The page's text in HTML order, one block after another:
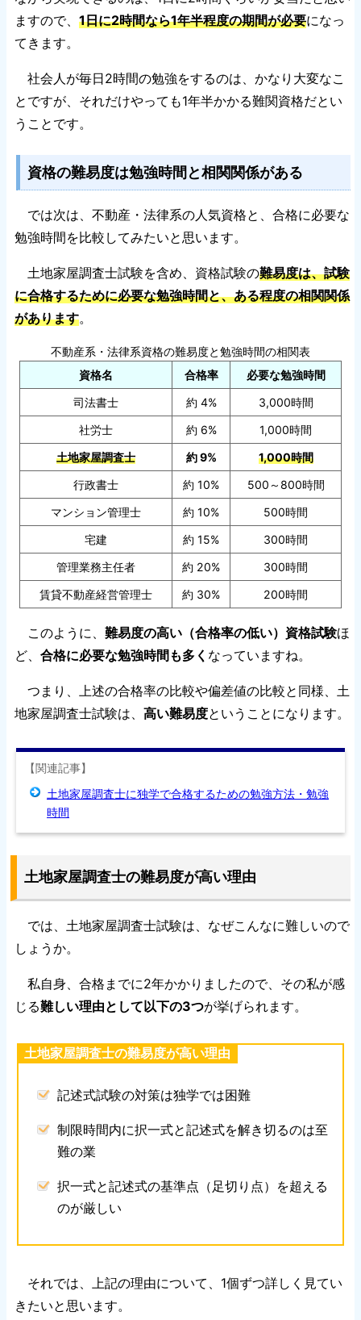
ますので、 1日に2時間なら1年半程度の期間が必要になっ
てきます。
社会人が毎日2時間の勉強をするのは、かなり大変なこ
とですが、それだけやっても1年半かかる難関資格だとい
うことです。
資格の難易度は勉強時間と相関関係がある
では次は、不動産・法律系の人気資格と、合格に必要な
勉強時間を比較してみたいと思います。
土地家屋調査士試験を含め、資格試験の難易度は、試験
に合格するために必要な勉強時間と、ある程度の相関関係
があります。
不動産系・法律系資格の難易度と勉強時間の相関表
資格名
合格率
必要な勉強時間
司法書士
約 4%
3,000時間
社労士
約 6%
1,000時間
土地家屋調査士
約 9%
1,000時間
行政書士
約 10%
500～800時間
マンション管理士
約 10%
500時間
宅建
約 15%
300時間
管理業務主任者
約 20%
300時間
賃貸不動産経営管理士
約 30% 200時間
このように、 難易度の高い（合格率の低い）資格試験ほ
ど、 合格に必要な勉強時間も多く なっていますね。
つまり、上述の合格率の比較や偏差値の比較と同様、土
地家屋調査士試験は、 高い難易度ということになります。
【関連記事】
土地家屋調査士に独学で合格するための勉強方法・勉強
時間
土地家屋調査士の難易度が高い理由
では、土地家屋調査士試験は、なぜこんなに難しいので
しょうか。
私自身、合格までに2年かかりましたので、その私が感
じる難しい理由として以下の3つが挙げられます。
土地家屋調査士の難易度が高い理由
記述式試験の対策は独学では困難
制限時間内に択一式と記述式を解き切るのは至
難の業
択一式と記述式の基準点（足切り点）を超える
のが厳しい
それでは、上記の理由について、1個ずつ詳しく見てい
きたいと思います。